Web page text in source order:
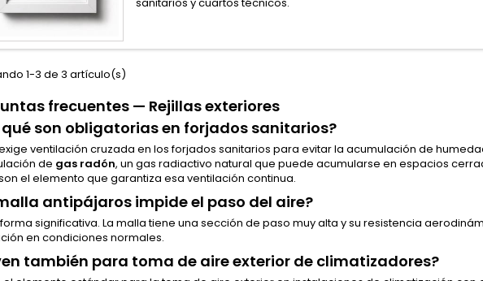
1-3 de 3 artículo(s)
frecuentes — Rejillas exteriores
qué son obligatorias en forjados sanitarios?
exige ventilación cruzada en los forjados sanitarios para evitar la acumulación de
de gas radón, un gas radiactivo natural que puede acumularse en espacios
el elemento que garantiza esa ventilación continua.
antipájaros impide el paso del aire?
significativa. La malla tiene una sección de paso muy alta y su resistencia
en condiciones normales.
también para toma de aire exterior de climatizadores?